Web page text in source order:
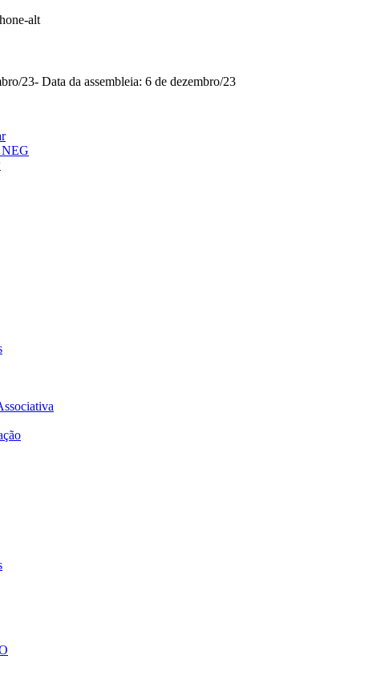
alt
23- Data da assembleia: 6 de dezembro/23